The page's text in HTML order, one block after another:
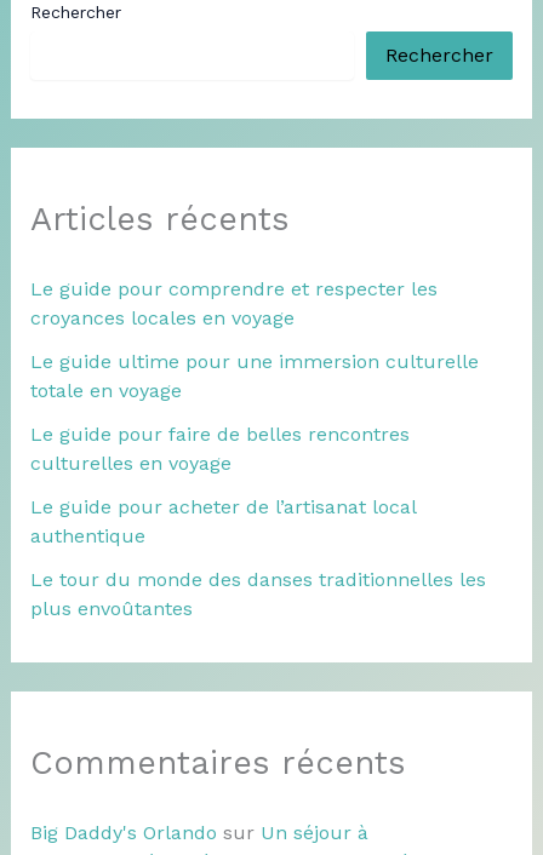
Rechercher
Rechercher
Articles récents
Le guide pour comprendre et respecter les
croyances locales en voyage
Le guide ultime pour une immersion culturelle
totale en voyage
Le guide pour faire de belles rencontres
culturelles en voyage
Le guide pour acheter de l’artisanat local
authentique
Le tour du monde des danses traditionnelles les
plus envoûtantes
Commentaires récents
Big Daddy's Orlando sur Un séjour à